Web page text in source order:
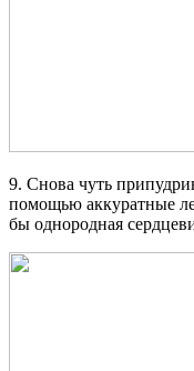
9. Снова чуть
помощью аккуратные
бы однородная